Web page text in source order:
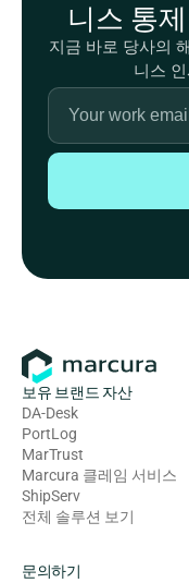
니스 통
지금 바로 당사의
니스
보유 브랜드 자산
DA-Desk
PortLog
MarTrust
Marcura 클레임 서비스
ShipServ
전체 솔루션 보기
문의하기